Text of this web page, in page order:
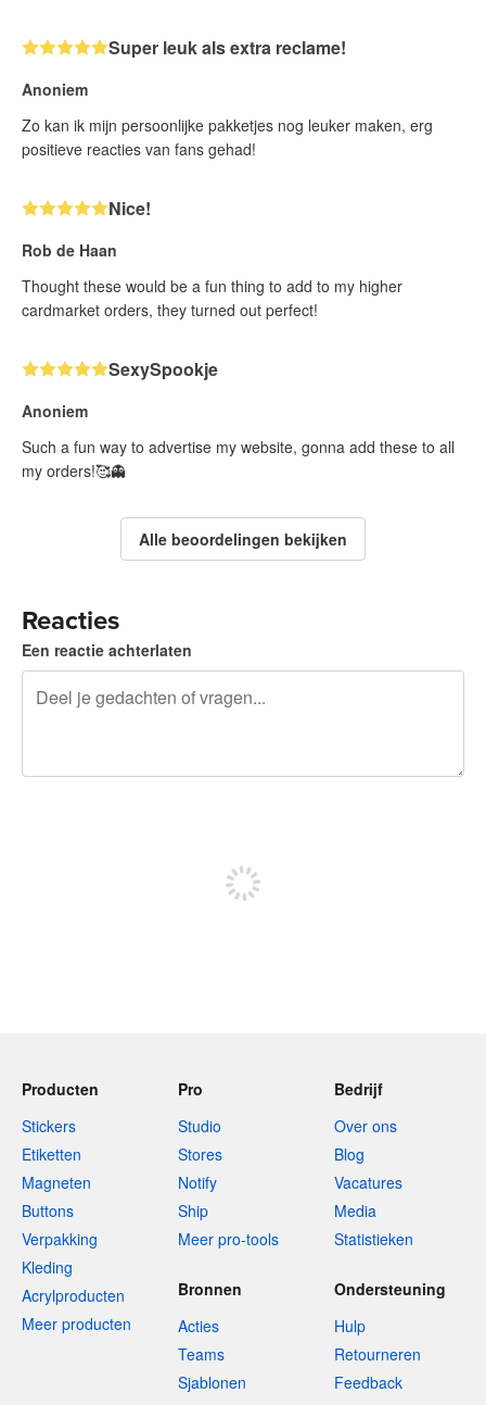
Super leuk als extra reclame!
Anoniem
Zo kan ik mijn persoonlijke pakketjes nog leuker maken, erg
positieve reacties van fans gehad!
Nice!
Rob de Haan
Thought these would be a fun thing to add to my higher
cardmarket orders, they turned out perfect!
SexySpookje
Anoniem
Such a fun way to advertise my website, gonna add these to all
my orders!🥰👻
Alle beoordelingen bekijken
Reacties
Een reactie achterlaten
Producten
Stickers
Etiketten
Magneten
Buttons
Verpakking
Kleding
Acrylproducten
Meer producten
Pro
Studio
Stores
Notify
Ship
Meer pro-tools
Bedrijf
Over ons
Blog
Vacatures
Media
Statistieken
Bronnen
Acties
Teams
Sjablonen
Ondersteuning
Hulp
Retourneren
Feedback